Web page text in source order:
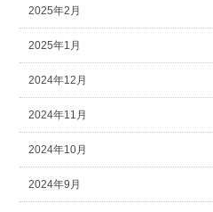
2025年2月
2025年1月
2024年12月
2024年11月
2024年10月
2024年9月